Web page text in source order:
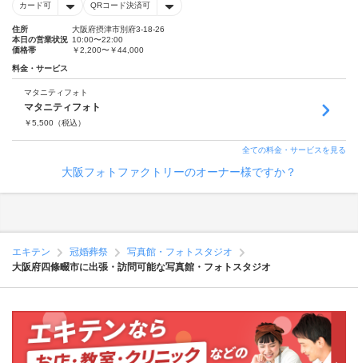
カード可 QRコード決済可
住所
大阪府摂津市別府3-18-26
本日の営業状況 10:00〜22:00
価格帯
￥2,200〜￥44,000
料金・サービス
マタニティフォト
マタニティフォト
￥5,500 （税込）
全ての料金・サービスを見る
大阪フォトファクトリーのオーナー様ですか？
エキテン 冠婚葬祭
写真館・フォトスタジオ
大阪府四條畷市に出張・訪問可能な写真館・フォトスタジオ